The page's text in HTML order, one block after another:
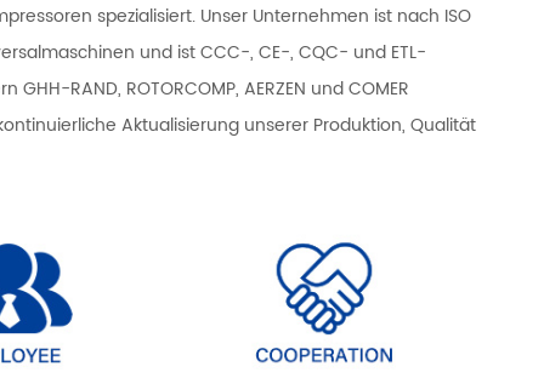
spezialisiert. Unser Unternehmen ist nach ISO
und ist CCC-, CE-, CQC- und ETL-
RAND, ROTORCOMP, AERZEN und COMER
Aktualisierung unserer Produktion, Qualität